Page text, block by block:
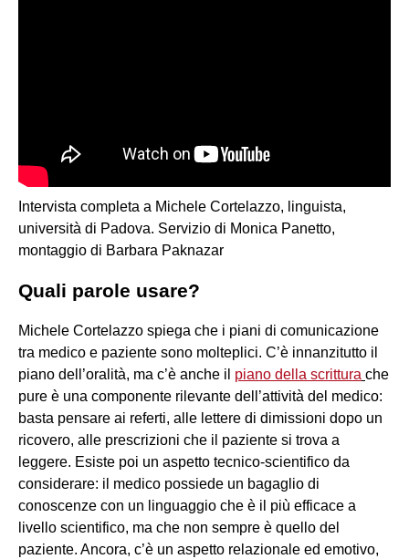
Intervista completa a Michele Cortelazzo, linguista,
università di Padova. Servizio di Monica Panetto,
montaggio di Barbara Paknazar
Quali parole usare?
Michele Cortelazzo spiega che i piani di comunicazione
tra medico e paziente sono molteplici. C’è innanzitutto il
piano dell’oralità, ma c’è anche il piano della scrittura che
pure è una componente rilevante dell’attività del medico:
basta pensare ai referti, alle lettere di dimissioni dopo un
ricovero, alle prescrizioni che il paziente si trova a
leggere. Esiste poi un aspetto tecnico-scientifico da
considerare: il medico possiede un bagaglio di
conoscenze con un linguaggio che è il più efficace a
livello scientifico, ma che non sempre è quello del
paziente. Ancora, c’è un aspetto relazionale ed emotivo,